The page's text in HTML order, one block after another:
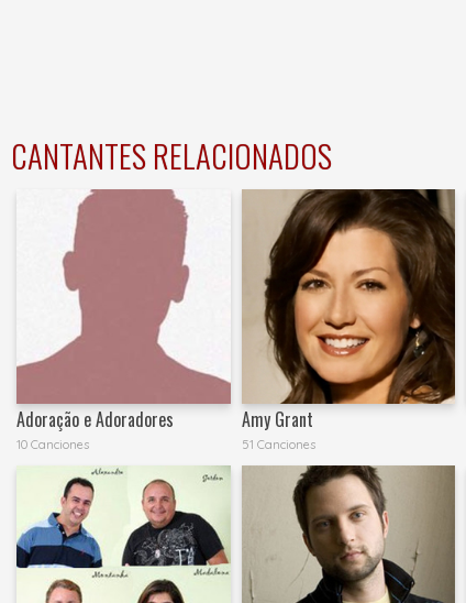
CANTANTES RELACIONADOS
Adoração e Adoradores
10 Canciones
Amy Grant
51 Canciones